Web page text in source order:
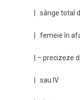
| sânge total de
| femeie în
| – precizeze
| sau IV